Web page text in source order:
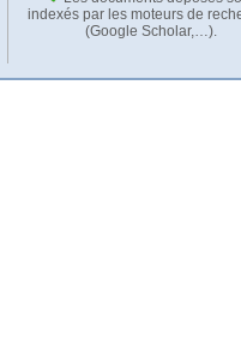
indexés par les moteurs de
(Google Scholar,…).